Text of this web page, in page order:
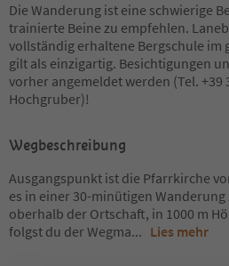
Die Wanderung ist eine schwierige
trainierte Beine zu empfehlen.
vollständig erhaltene Bergschule im
gilt als einzigartig. Besichtigungen
vorher angemeldet werden (Tel. +39
Hochgruber)!
Wegbeschreibung
Ausgangspunkt ist die Pfarrkirche
es in einer 30-minütigen
oberhalb der Ortschaft, in 1000 m
folgst du der Wegma... Lies mehr